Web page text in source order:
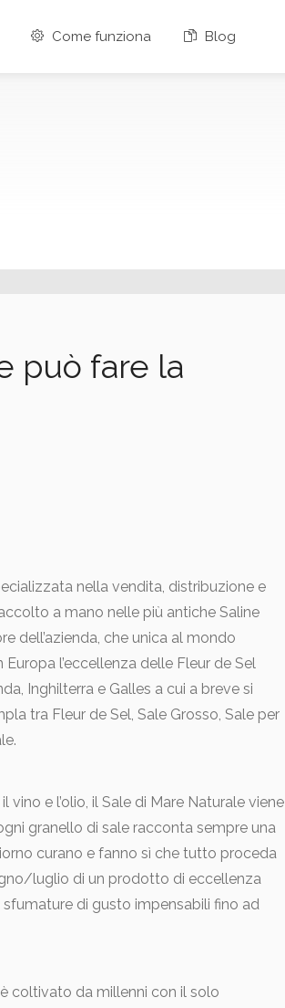
Come funziona Blog
può fare la
nella vendita, distribuzione e
a mano nelle più antiche Saline
dell’azienda, che unica al mondo
l’eccellenza delle Fleur de Sel
Inghilterra e Galles a cui a breve si
tra Fleur de Sel, Sale Grosso, Sale per
e l’olio, il Sale di Mare Naturale viene
granello di sale racconta sempre una
curano e fanno sì che tutto proceda
luglio di un prodotto di eccellenza
sfumature di gusto impensabili fino ad
coltivato da millenni con il solo